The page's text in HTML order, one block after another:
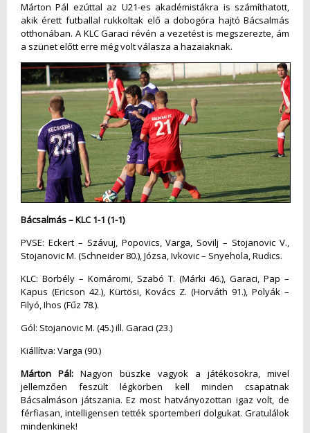
Márton Pál ezúttal az U21-es akadémistákra is számíthatott,
akik érett futballal rukkoltak elő a dobogóra hajtó Bácsalmás
otthonában. A KLC Garaci révén a vezetést is megszerezte, ám
a szünet előtt erre még volt válasza a hazaiaknak.
Bácsalmás – KLC 1-1 (1-1)
PVSE: Eckert – Szávuj, Popovics, Varga, Sovilj – Stojanovic V.,
Stojanovic M. (Schneider 80.), Józsa, Ivkovic – Snyehola, Rudics.
KLC: Borbély – Komáromi, Szabó T. (Márki 46.), Garaci, Pap –
Kapus (Ericson 42.), Kürtösi, Kovács Z. (Horváth 91.), Polyák –
Filyó, Ihos (Fűz 78.).
Gól: Stojanovic M. (45.) ill. Garaci (23.)
Kiállítva: Varga (90.)
Márton Pál: Nagyon büszke vagyok a játékosokra, mivel
jellemzően feszült légkörben kell minden csapatnak
Bácsalmáson játszania. Ez most hatványozottan igaz volt, de
férfiasan, intelligensen tették sportemberi dolgukat. Gratulálok
mindenkinek!